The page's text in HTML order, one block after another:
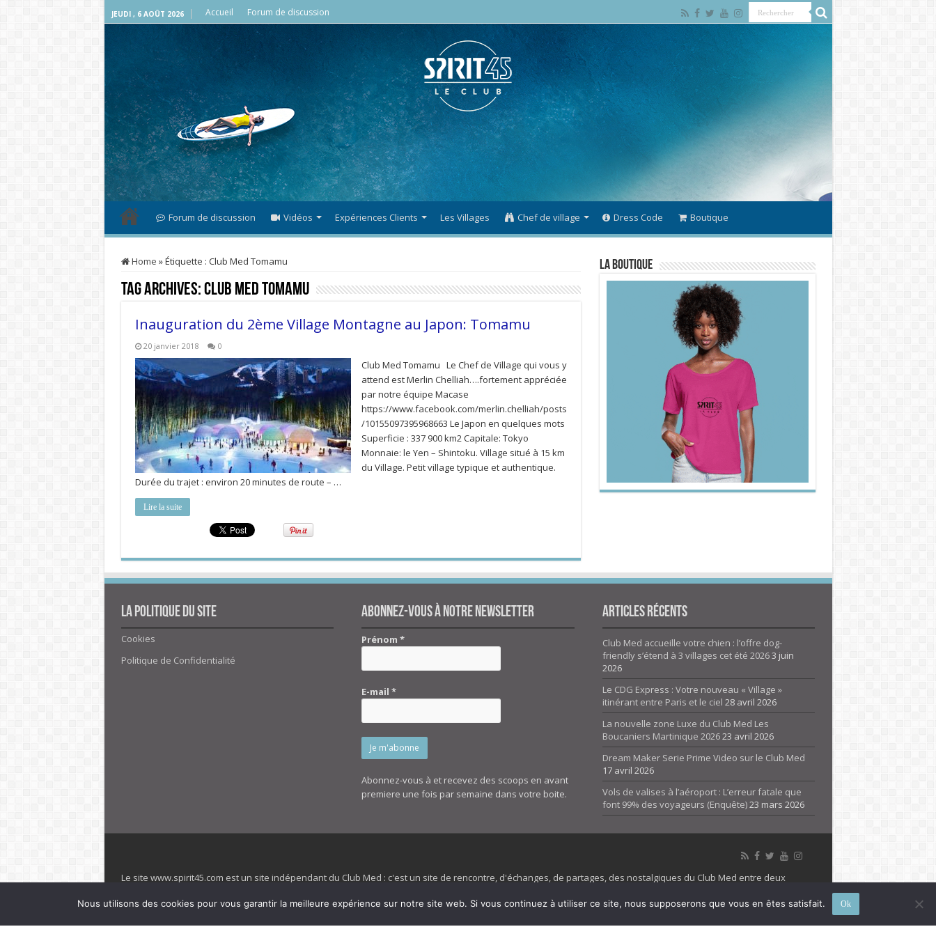
JEUDI , 6 AOÛT 2026 Accueil Forum de discussion
Forum de discussion Vidéos Expériences Clients Les Villages Chef de village Dress Code Boutique
Home »Étiquette : Club Med Tomamu
Tag Archives:Club Med Tomamu
Inauguration du 2ème Village Montagne au Japon: Tomamu
20 janvier 2018 0
Club Med Tomamu Le Chef de Village qui vous y
attend est Merlin Chelliah….fortement appréciée
par notre équipe Macase
https://www.facebook.com/merlin.chelliah/posts
/10155097395968663 Le Japon en quelques mots
Superficie : 337 900 km2 Capitale: Tokyo
Monnaie: le Yen – Shintoku. Village situé à 15 km
du Village. Petit village typique et authentique.
Durée du trajet : environ 20 minutes de route – …
Lire la suite
La Boutique
La politique du site
Cookies
Politique de Confidentialité
Abonnez-vous à notre newsletter
Prénom*
E-mail*
Abonnez-vous à et recevez des scoops en avant
premiere une fois par semaine dans votre boite.
Articles Récents
Club Med accueille votre chien : l’offre dog-
friendly s’étend à 3 villages cet été 20263 juin
2026
Le CDG Express : Votre nouveau « Village »
itinérant entre Paris et le ciel 28 avril 2026
La nouvelle zone Luxe du Club Med Les
Boucaniers Martinique 202623 avril 2026
Dream Maker Serie Prime Video sur le Club Med
17 avril 2026
Vols de valises à l’aéroport : L’erreur fatale que
font 99% des voyageurs (Enquête)23 mars 2026
Le site www.spirit45.com est un site indépendant du Club Med : c'est un site de rencontre, d'échanges, de partages, des nostalgiques du Club Med entre deux
villages. Club Med est une marque déposée. Spirit 45 et son forum ne sont pas liés au ClubMed et la marque citée est la propriété de son détenteur respectif. Le site
officiel de la marque est : www.clubmed.fr Les images de fond de page de cette page d'accueil sont la propriétés de la marque Club Med, Tous droits réservés - 2026
Nous utilisons des cookies pour vous garantir la meilleure expérience sur notre site web. Si vous continuez à utiliser ce site, nous supposerons que vous en êtes satisfait. Ok